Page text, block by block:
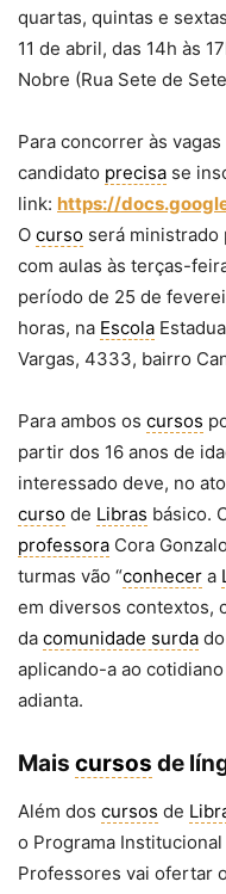
quartas, quintas e
11 de abril, das 14h às
Nobre (Rua Sete de
Para concorrer às
candidato precisa se
link: https://
O curso será ministrado
com aulas às terças-
período de 25 de
horas, na Escola
Vargas, 4333, bairro
Para ambos os cursos
partir dos 16 anos de
interessado deve, no
curso de Libras básico.
professora Cora
turmas vão “conhecer a
em diversos contextos,
da comunidade surda
aplicando-a ao
adianta.
Mais cursos de
Além dos cursos de
o Programa
Professores vai ofertar